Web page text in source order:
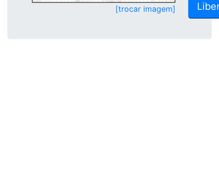
[trocar imagem]